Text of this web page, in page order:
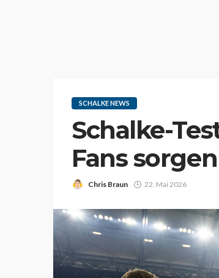
SCHALKE NEWS
Schalke-
Fans
Chris Braun 22. Mai 2026